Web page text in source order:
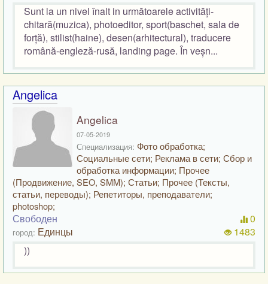
Sunt la un nivel înalt in următoarele activități-
chitară(muzica), photoeditor, sport(baschet, sala de
forță), stilist(haine), desen(arhitectural), traducere
română-engleză-rusă, landing page. În veșn...
Angelica
Angelica
07-05-2019
Специализация: Фото обработка;
Социальные сети; Реклама в сети; Сбор и
обработка информации; Прочее
(Продвижение, SEO, SMM); Статьи; Прочее (Тексты,
статьи, переводы); Репетиторы, преподаватели;
photoshop;
Свободен
город: Единцы
0
1483
))